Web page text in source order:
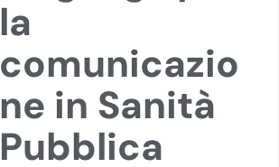
la
comunicazio
ne in Sanità
Pubblica